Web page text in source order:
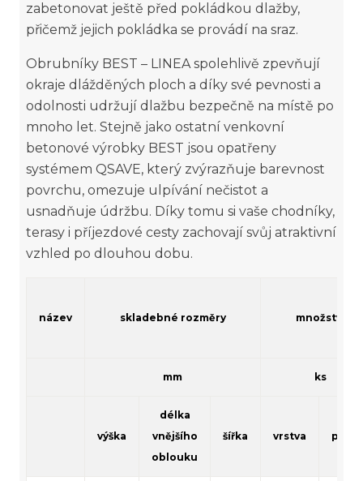
zabetonovat ještě před pokládkou dlažby,
přičemž jejich pokládka se provádí na sraz.
Obrubníky BEST – LINEA spolehlivě zpevňují
okraje dlážděných ploch a díky své pevnosti a
odolnosti udržují dlažbu bezpečně na místě po
mnoho let. Stejně jako ostatní venkovní
betonové výrobky BEST jsou opatřeny
systémem QSAVE, který zvýrazňuje barevnost
povrchu, omezuje ulpívání nečistot a
usnadňuje údržbu. Díky tomu si vaše chodníky,
terasy i příjezdové cesty zachovají svůj atraktivní
vzhled po dlouhou dobu.
název skladebné rozměry množství
mm ks
výška
délka
vnějšího
oblouku
šířka vrstva